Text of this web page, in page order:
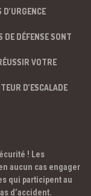
DE DÉFENSE SONT
VOTRE
D’ESCALADE
! Les
aucun cas engager
qui participent au
d’accident.